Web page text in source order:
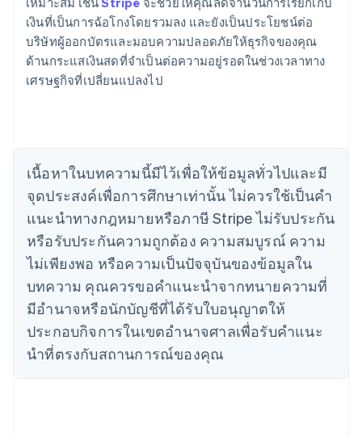
เงินที่เป็นการฉ้อโกงโดยรวมลง และยังเป็นประโยชน์ต่อ
บริษัทผู้ออกบัตรและมอบความปลอดภัยให้ธุรกิจของคุณ
ด้านกระแสเงินสดที่จําเป็นต่อความอยู่รอดในช่วงเวลาทาง
เศรษฐกิจที่เปลี่ยนแปลงไป
เนื้อหาในบทความนี้มีไว้เพื่อให้ข้อมูลทั่วไปและมี
จุดประสงค์เพื่อการศึกษาเท่านั้น ไม่ควรใช้เป็นคํา
แนะนําทางกฎหมายหรือภาษี Stripe ไม่รับประกัน
หรือรับประกันความถูกต้อง ความสมบูรณ์ ความ
ไม่เพียงพอ หรือความเป็นปัจจุบันของข้อมูลใน
บทความ คุณควรขอคําแนะนําจากทนายความที่
มีอํานาจหรือนักบัญชีที่ได้รับใบอนุญาตให้
ประกอบกิจการในเขตอํานาจศาลเพื่อรับคําแนะ
นําที่ตรงกับสถานการณ์ของคุณ
กรีซ
English
เขตบริหารพิเศษฮ่องกง ประเทศจีน
English简体中文
แคนาดา
English Français
ไซปรัส
ญี่ปุ่น
日本語English
เดนมาร์ก
English
ไทย
ไทยEnglish
English
นิวซีแลนด์
English
เนเธอร์แลนด์
NederlandsEnglish